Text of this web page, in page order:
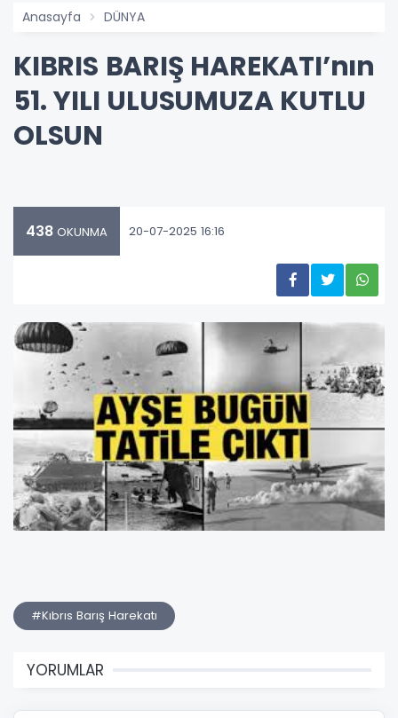
Anasayfa DÜNYA
KIBRIS BARIŞ HAREKATI’nın
51. YILI ULUSUMUZA KUTLU
OLSUN
438 OKUNMA 20-07-2025 16:16
#Kıbrıs Barış Harekatı
YORUMLAR